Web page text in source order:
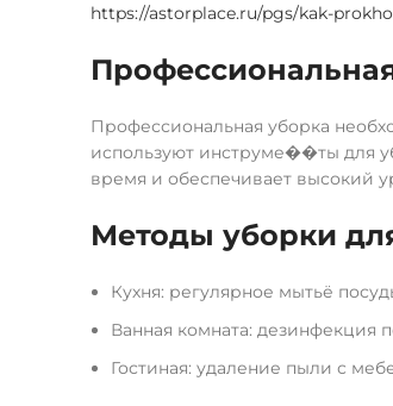
https://astorplace.ru/pgs/kak-
Профессиональная уборка
используют инструме��ты для
время и обеспечивает высокий
Методы уборки
Кухня: регулярное мытьё
Ванная комната: дезинфекция
Гостиная: удаление пыли с